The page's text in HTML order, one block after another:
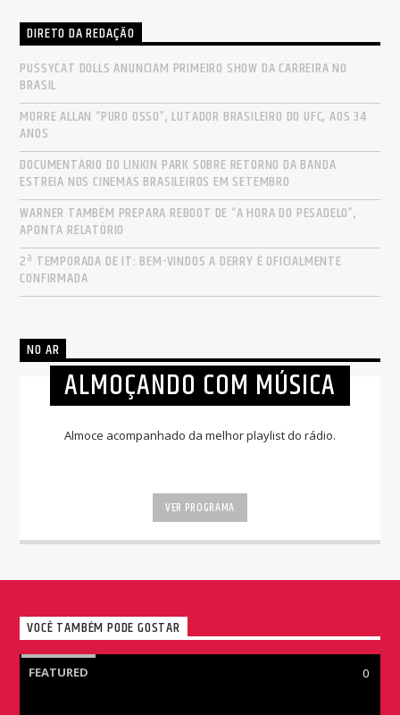
DIRETO DA REDAÇÃO
PUSSYCAT DOLLS ANUNCIAM PRIMEIRO SHOW DA CARREIRA NO
BRASIL
MORRE ALLAN “PURO OSSO”, LUTADOR BRASILEIRO DO UFC, AOS 34
ANOS
DOCUMENTÁRIO DO LINKIN PARK SOBRE RETORNO DA BANDA
ESTREIA NOS CINEMAS BRASILEIROS EM SETEMBRO
WARNER TAMBÉM PREPARA REBOOT DE “A HORA DO PESADELO”,
APONTA RELATÓRIO
2ª TEMPORADA DE IT: BEM-VINDOS A DERRY É OFICIALMENTE
CONFIRMADA
NO AR
ALMOÇANDO COM MÚSICA
Almoce acompanhado da melhor playlist do rádio.
VER PROGRAMA
VOCÊ TAMBÉM PODE GOSTAR
FEATURED 0